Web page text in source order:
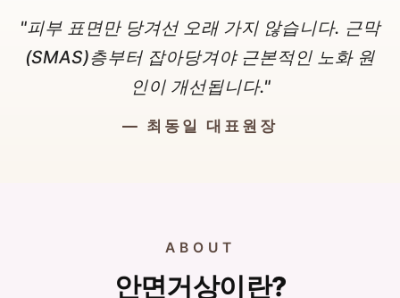
"피부 표면만 당겨선 오래 가지 않습니다. 근막
(SMAS)층부터 잡아당겨야 근본적인 노화 원
인이 개선됩니다."
— 최동일 대표원장
ABOUT
안면거상이란?